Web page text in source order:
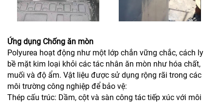
Ứng dụng Chống ăn mòn
Polyurea hoạt động như một lớp chắn vững chắc, cách ly
bề mặt kim loại khỏi các tác nhân ăn mòn như hóa chất,
muối và độ ẩm. Vật liệu được sử dụng rộng rãi trong các
môi trường công nghiệp để bảo vệ:
Thép cấu trúc: Dầm, cột và sàn công tác tiếp xúc với môi